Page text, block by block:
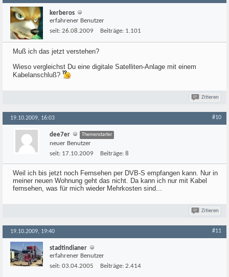
kerberos
erfahrener Benutzer
seit: 26.08.2009 Beiträge: 1.101
Muß ich das jetzt verstehen?
Wieso vergleichst Du eine digitale Satelliten-Anlage mit einem
Kabelanschluß?
Zitieren
19.10.2009, 16:03 #10
dee7er Themenstarter
neuer Benutzer
seit: 17.10.2009 Beiträge: 8
Weil ich bis jetzt noch Fernsehen per DVB-S empfangen kann. Nur in
meiner neuen Wohnung geht das nicht. Da kann ich nur mit Kabel
fernsehen, was für mich wieder Mehrkosten sind...
Zitieren
19.10.2009, 19:40 #11
stadtindianer
erfahrener Benutzer
seit: 03.04.2005 Beiträge: 2.414